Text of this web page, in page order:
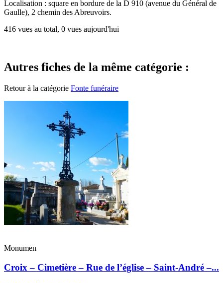
Localisation : square en bordure de la D 910 (avenue du Général de
Gaulle), 2 chemin des Abreuvoirs.
416 vues au total, 0 vues aujourd'hui
Autres fiches de la même catégorie :
Retour à la catégorie Fonte funéraire
Monumen
Croix – Cimetière – Rue de l’église – Saint-André –...